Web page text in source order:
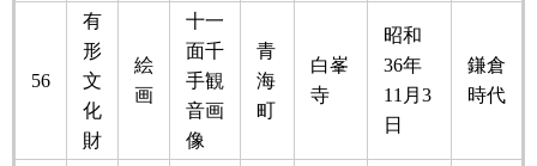
56
有
形
文
化
財
絵
画
十一
面千
手観
音画
像
青
海
町
白峯
寺
昭和
36年
11月3
日
鎌倉
時代